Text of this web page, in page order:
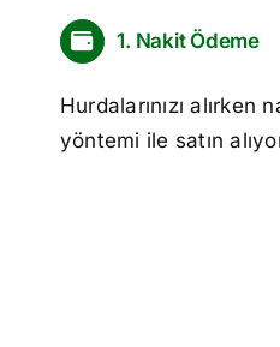
1. Nakit Ödeme
Hurdalarınızı alırken
yöntemi ile satın